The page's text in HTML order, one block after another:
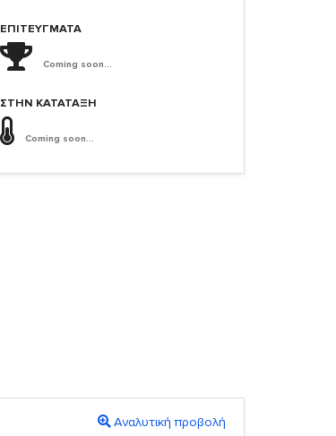
ΕΠΙΤΕΎΓΜΑΤΑ
Coming soon...
ΣΤΗΝ ΚΑΤΆΤΑΞΗ
Coming soon...
Αναλυτική προβολή